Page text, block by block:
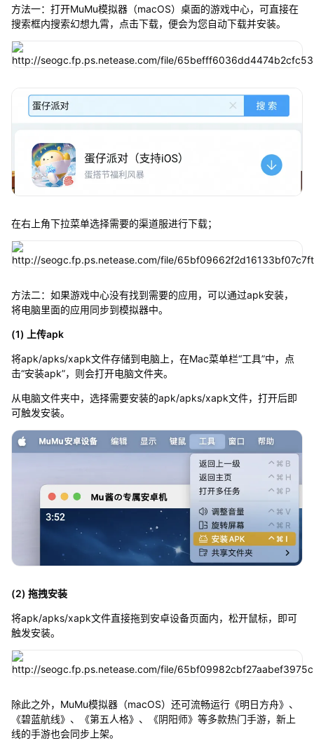
方法一：打开MuMu模拟器（macOS）桌面的游戏中心，可直接在
搜索框内搜索幻想九霄，点击下载，便会为您自动下载并安装。
在右上角下拉菜单选择需要的渠道服进行下载；
方法二：如果游戏中心没有找到需要的应用，可以通过apk安装，
将电脑里面的应用同步到模拟器中。
(1) 上传apk
将apk/apks/xapk文件存储到电脑上，在Mac菜单栏“工具”中，点
击“安装apk”，则会打开电脑文件夹。
从电脑文件夹中，选择需要安装的apk/apks/xapk文件，打开后即
可触发安装。
(2) 拖拽安装
将apk/apks/xapk文件直接拖到安卓设备页面内，松开鼠标，即可
触发安装。
除此之外，MuMu模拟器（macOS）还可流畅运行《明日方舟》、
《碧蓝航线》、《第五人格》、《阴阳师》等多款热门手游，新上
线的手游也会同步上架。